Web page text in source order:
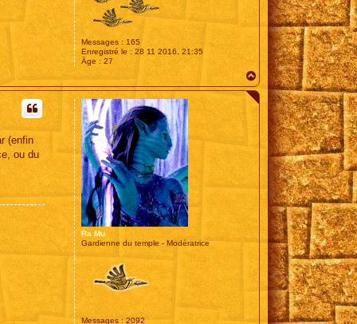
Messages : 165
Enregistré le : 28 11 2016, 21:35
Âge : 27
a
u
Ra Mu
Gardienne du temple - Modératrice
Messages : 2092
(enfin
ou du